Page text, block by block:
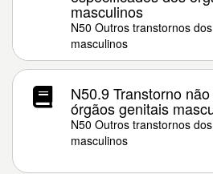
masculinos
N50 Outros transtornos
masculinos
N50.9 Transtorno
órgãos genitais
N50 Outros transtornos
masculinos